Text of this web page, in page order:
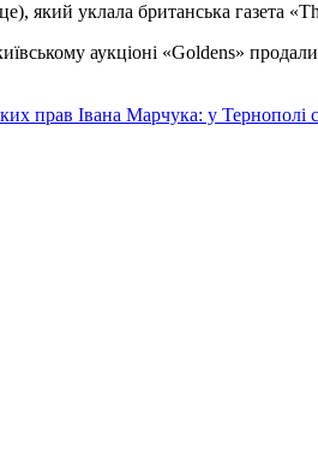
який уклала британська газета
аукціоні «Goldens»
прав Івана Марчука: у